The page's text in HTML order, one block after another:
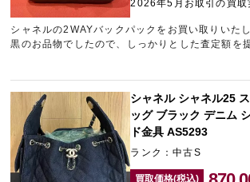
2026年5月お取引の買取
シャネルの2WAYバックパックをお買い取りいた
黒のお品物でしたので、しっかりとした査定額を
ました。また、複数点まとめてブランド品をお持
ア心斎橋本店」にお任せくださいませ。
シャネル シャネル25
ッグ ブラック デニム
ド金具 AS5293
ランク：中古S
買取価格(税込)